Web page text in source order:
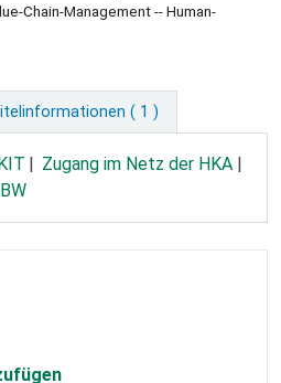
Chain-Management -- Human-
( 1 )
Zugang im Netz der HKA